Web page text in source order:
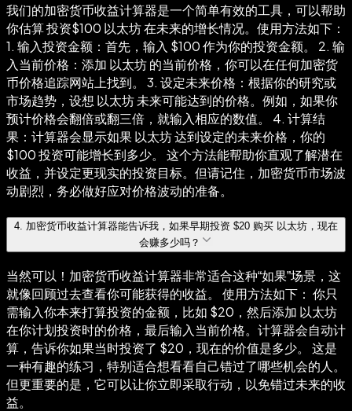
我们的加密货币收益计算器是一个简单有效的工具，可以帮助
你估算 投资$100 以太坊 在未来的增长情况。使用方法如下：
1. 输入投资金额：首先，输入 $100 作为你的投资金额。 2. 输
入当前价格：添加 以太坊 的当前价格，你可以在任何加密货
币价格追踪网站上找到。 3. 设定未来价格：根据你的研究或
市场趋势，设想 以太坊 未来可能达到的价格。例如，如果你
预计价格会翻倍或翻三倍，就输入相应的数值。 4. 计算结
果：计算器会显示如果 以太坊 达到设定的未来价格，你的
$100 投资可能增长到多少。 这个方法能帮助你直观了解潜在
收益，并设定更现实的投资目标。但请记住，加密货币市场波
动剧烈，务必做好应对价格波动的准备。
4. 加密货币收益计算器能告诉我，如果早期投资 $20 购买 以太坊，现在
会赚多少吗？
当然可以！加密货币收益计算器非常适合这种“如果”场景，这
就像回顾过去查看你可能获得的收益。 使用方法如下： 你只
需输入你本来打算投资的金额，比如 $20，然后添加 以太坊
在你计划投资时的价格，最后输入当前价格。计算器会自动计
算，告诉你如果当时投资了 $20，现在的价值是多少。 这是
一种有趣的练习，特别适合想看看自己错过了哪些机会的人。
但更重要的是，它可以让你立即采取行动，以免错过未来的收
益。